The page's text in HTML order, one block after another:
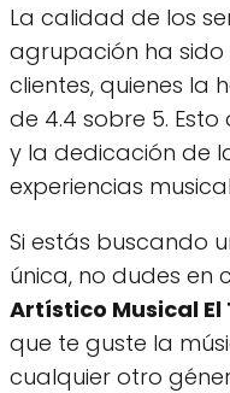
La calidad de los
agrupación ha
clientes, quienes la
de 4.4 sobre 5.
y la dedicación de
experiencias
Si estás buscando
única, no dudes en
Artístico Musical
que te guste la
cualquier otro